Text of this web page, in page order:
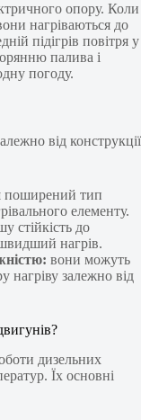
опору. Коли
нагріваються до
підігрів повітря у
палива і
погоду.
від конструкції
поширений тип
елементу.
стійкість до
нагрів.
вони можуть
нагріву залежно від
дизельних
Їх основні